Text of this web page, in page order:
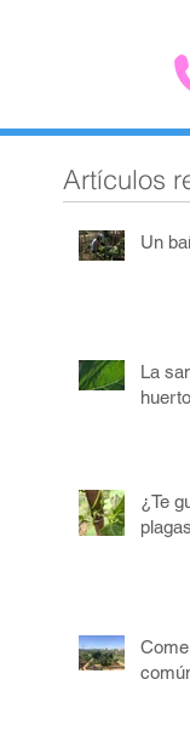
Artículos
Un
La
huerto
¿Te